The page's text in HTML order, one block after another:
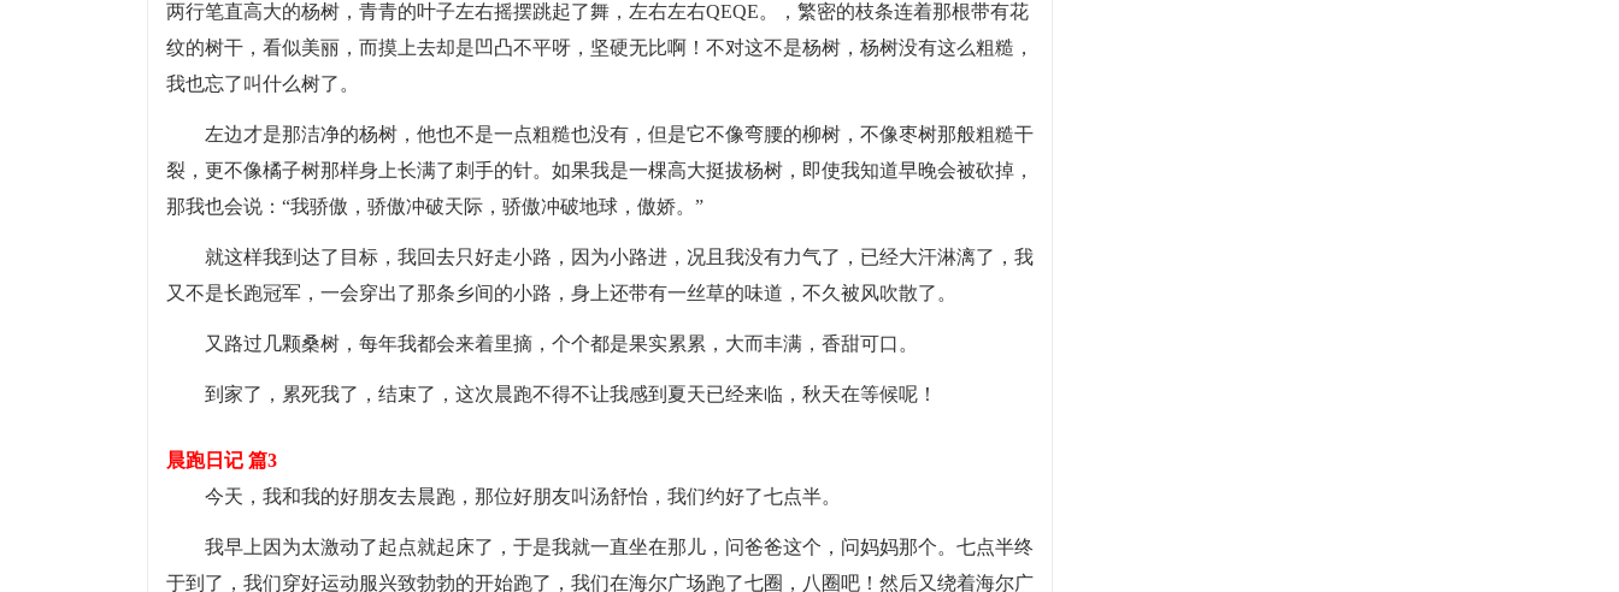
两行笔直高大的杨树，青青的叶子左右摇摆跳起了舞，左右左右QEQE。，繁密的枝条连着那根带有花
纹的树干，看似美丽，而摸上去却是凹凸不平呀，坚硬无比啊！不对这不是杨树，杨树没有这么粗糙，
我也忘了叫什么树了。
左边才是那洁净的杨树，他也不是一点粗糙也没有，但是它不像弯腰的柳树，不像枣树那般粗糙干
裂，更不像橘子树那样身上长满了刺手的针。如果我是一棵高大挺拔杨树，即使我知道早晚会被砍掉，
那我也会说：“我骄傲，骄傲冲破天际，骄傲冲破地球，傲娇。”
就这样我到达了目标，我回去只好走小路，因为小路进，况且我没有力气了，已经大汗淋漓了，我
又不是长跑冠军，一会穿出了那条乡间的小路，身上还带有一丝草的味道，不久被风吹散了。
又路过几颗桑树，每年我都会来着里摘，个个都是果实累累，大而丰满，香甜可口。
到家了，累死我了，结束了，这次晨跑不得不让我感到夏天已经来临，秋天在等候呢！
晨跑日记 篇3
今天，我和我的好朋友去晨跑，那位好朋友叫汤舒怡，我们约好了七点半。
我早上因为太激动了起点就起床了，于是我就一直坐在那儿，问爸爸这个，问妈妈那个。七点半终
于到了，我们穿好运动服兴致勃勃的开始跑了，我们在海尔广场跑了七圈，八圈吧！然后又绕着海尔广